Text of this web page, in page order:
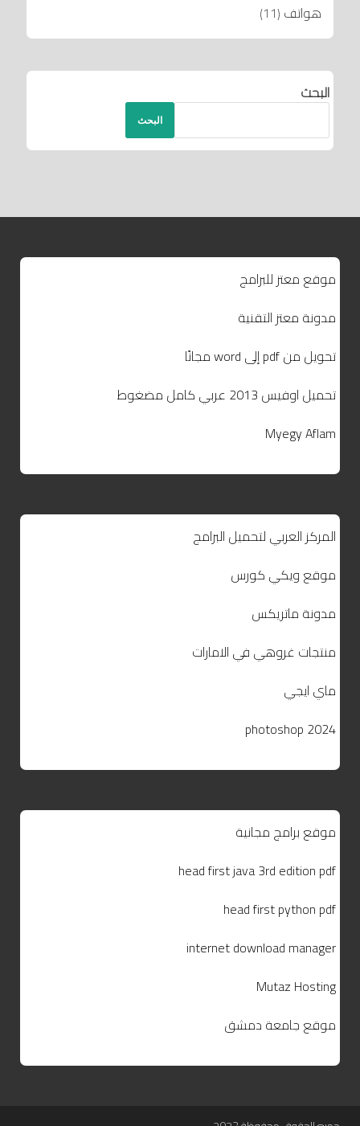
هواتف (11)
البحث
البحث
موقع معتز للبرامج
مدونة معتز التقنية
تحويل من pdf إلى word مجانًا
تحميل اوفيس 2013 عربي كامل مضغوط
Myegy Aflam
المركز العربي لتحميل البرامج
موقع ويكي كورس
مدونة ماتريكس
منتجات غروهي في الامارات
ماي ايجي
photoshop 2024
موقع برامج مجانية
head first java 3rd edition pdf
head first python pdf
internet download manager
Mutaz Hosting
موقع جامعة دمشق